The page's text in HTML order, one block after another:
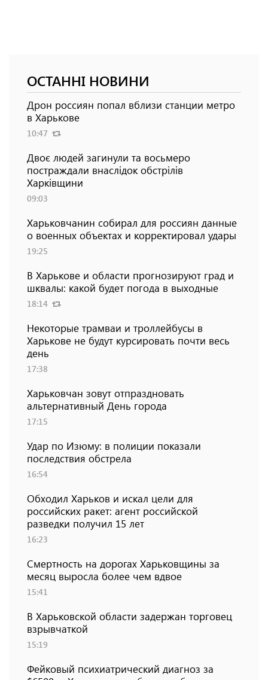
ОСТАННІ НОВИНИ
Дрон россиян попал вблизи станции метро
в Харькове
10:47
Двоє людей загинули та восьмеро
постраждали внаслідок обстрілів
Харківщини
09:03
Харьковчанин собирал для россиян данные
о военных объектах и ​​корректировал удары
19:25
В Харькове и области прогнозируют град и
шквалы: какой будет погода в выходные
18:14
Некоторые трамваи и троллейбусы в
Харькове не будут курсировать почти весь
день
17:38
Харьковчан зовут отпраздновать
альтернативный День города
17:15
Удар по Изюму: в полиции показали
последствия обстрела
16:54
Обходил Харьков и искал цели для
российских ракет: агент российской
разведки получил 15 лет
16:23
Смертность на дорогах Харьковщины за
месяц выросла более чем вдвое
15:41
В Харьковской области задержан торговец
взрывчаткой
15:19
Фейковый психиатрический диагноз за